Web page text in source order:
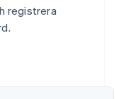
registrera